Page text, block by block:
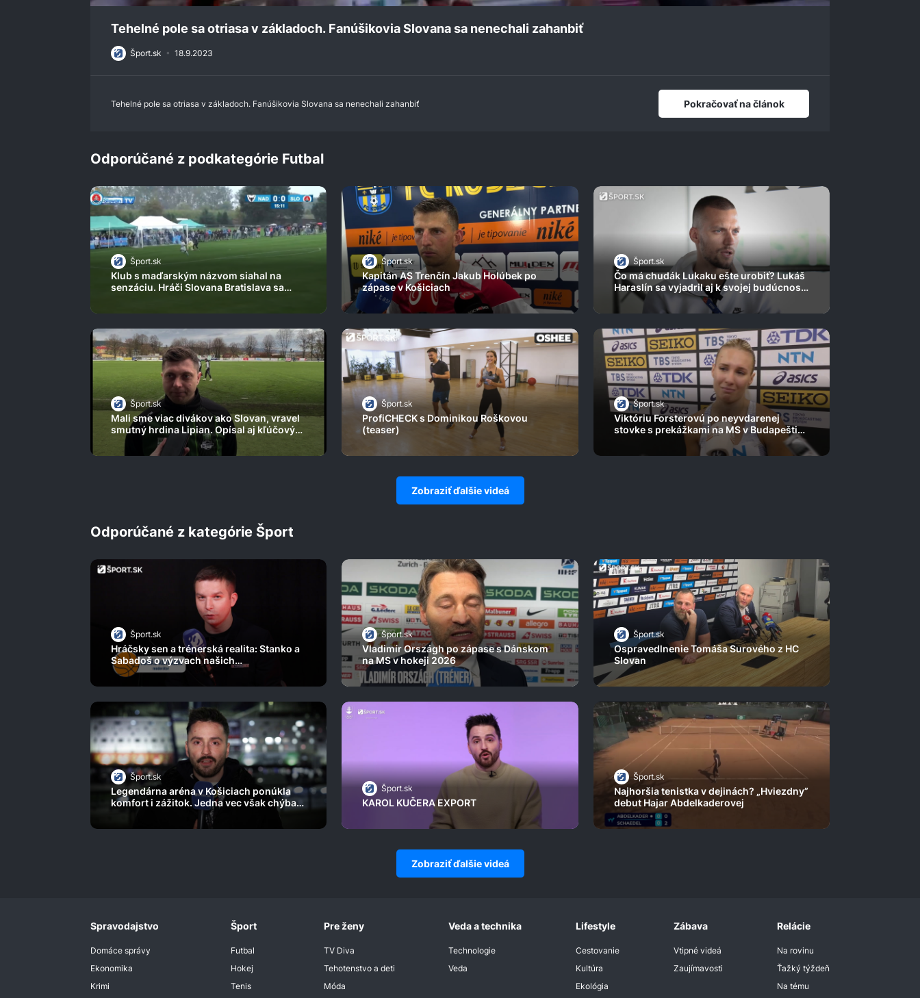
seconds
minute,
Tehelné pole sa otriasa v základoch. Fanúšikovia Slovana sa nenechali zahanbiť
Šport.sk • 18.9.2023
Tehelné pole sa otriasa v základoch. Fanúšikovia Slovana sa nenechali zahanbiť Pokračovať na článok
Odporúčané z podkategórie Futbal
Šport.sk
Klub s maďarským názvom siahal na
senzáciu. Hráči Slovana Bratislava sa
Šport.sk
Kapitán AS Trenčín Jakub Holúbek po
zápase v Košiciach
Šport.sk
Čo má chudák Lukaku ešte urobiť? Lukáš
Haraslín sa vyjadril aj k svojej budúcnosti
na Letnej
Šport.sk
Mali sme viac divákov ako Slovan, vravel
smutný hrdina Lipian. Opísal aj kľúčový
okamih
Šport.sk
ProfiCHECK s Dominikou Roškovou
(teaser)
Šport.sk
Viktóriu Forsterovú po neyvdarenej
stovke s prekážkami na MS v Budapešti
premohli emócie
Zobraziť ďalšie videá
Odporúčané z kategórie Šport
Šport.sk
Hráčsky sen a trénerská realita: Stanko a
Sabadoš o výzvach našich
basketbalových nádejí
Šport.sk
Vladimír Országh po zápase s Dánskom
na MS v hokeji 2026
Šport.sk
Ospravedlnenie Tomáša Surového z HC
Slovan
Šport.sk
Legendárna aréna v Košiciach ponúkla
komfort i zážitok. Jedna vec však chýbala
Šport.sk
KAROL KUČERA EXPORT
Šport.sk
Najhoršia tenistka v dejinách? „Hviezdny”
debut Hajar Abdelkaderovej
Zobraziť ďalšie videá
Spravodajstvo
Domáce správy
Ekonomika
Krimi
Šport
Futbal
Hokej
Tenis
Pre ženy
TV Diva
Tehotenstvo a deti
Móda
Veda a technika
Technologie
Veda
Lifestyle
Cestovanie
Kultúra
Ekológia
Zábava
Vtipné videá
Zaujímavosti
Relácie
Na rovinu
Ťažký týždeň
Na tému